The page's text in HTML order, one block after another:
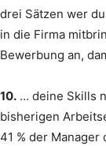
drei Sätzen wer
in die Firma
Bewerbung an,
10. … deine Skills
bisherigen
41 % der